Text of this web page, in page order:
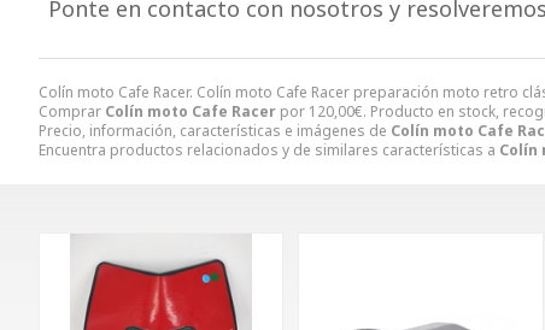
Colín moto Cafe Racer. Colín moto Cafe Racer preparación moto retro
Comprar Colín moto Cafe Racer por 120,00€. Producto en stock,
Precio, información, características e imágenes de Colín moto Cafe
Encuentra productos relacionados y de similares características a Colín
Ponte en contacto con nosotros y